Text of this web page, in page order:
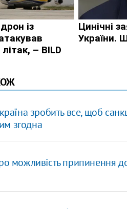
зробить все, щоб
згодна
можливість припинення